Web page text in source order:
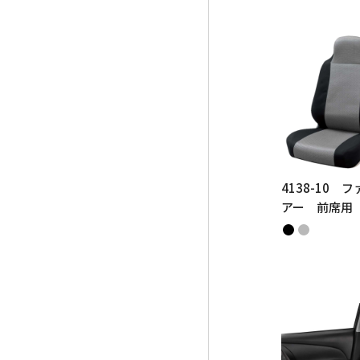
4138-10 フ
アー 前席用